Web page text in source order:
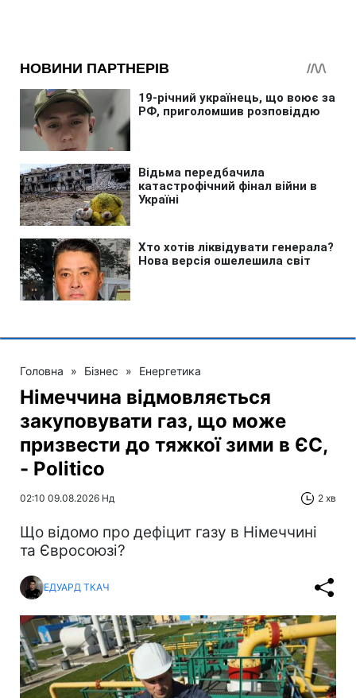
Головна » Бізнес » Енергетика
Німеччина відмовляється
закуповувати газ, що може
призвести до тяжкої зими в ЄС,
- Politico
02:10 09.08.2026 Нд 2 хв
Що відомо про дефіцит газу в Німеччині
та Євросоюзі?
ЕДУАРД ТКАЧ